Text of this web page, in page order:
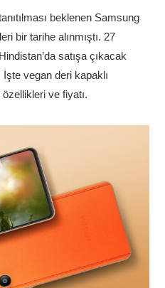
beklenen Samsung
bir tarihe alınmıştı. 27
satışa çıkacak
vegan deri kapaklı
özellikleri ve fiyatı.